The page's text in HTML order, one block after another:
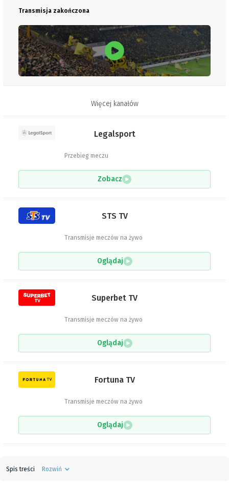
Transmisja zakończona
Więcej kanałów
Legalsport
Przebieg meczu
Zobacz
STS TV
Transmisje meczów na żywo
Oglądaj
Superbet TV
Transmisje meczów na żywo
Oglądaj
Fortuna TV
Transmisje meczów na żywo
Oglądaj
Spis treści Rozwiń